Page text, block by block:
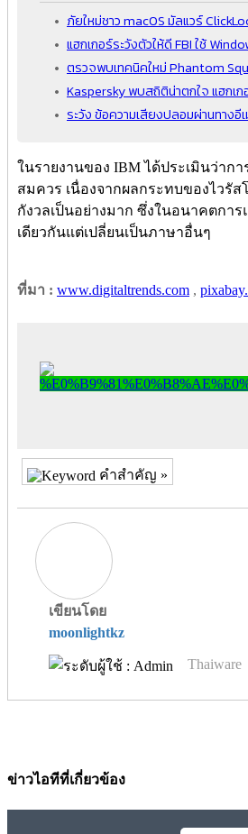
ภัยใหม่ชาว macOS มัลแวร์
แฮกเกอร์ระวังตัวให้ดี FBI ใช้
ตรวจพบเทคนิคใหม่ Phantom
Kaspersky พบสถิติน่าตกใจ แฮกเ
ระวัง ข้อความเสียงปลอมผ่านทางอี
ในรายงานของ IBM ได้ประเมินว่าก
สมควร เนื่องจากผลกระทบของไวรั
กังวลเป็นอย่างมาก ซึ่งในอนาคตกา
เดียวกันแต่เปลี่ยนเป็นภาษาอื่นๆ
ที่มา : www.digitaltrends.com ,
คำสำคัญ »
เขียนโดย
moonlightkz
Thaiware
ข่าวไอทีที่เกี่ยวข้อง